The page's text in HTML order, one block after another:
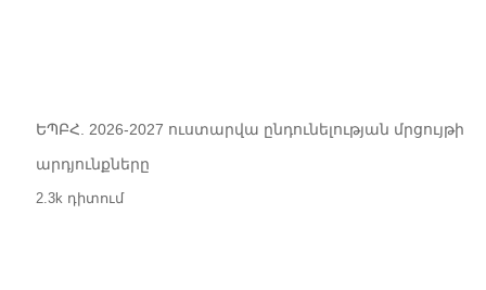
ԵՊԲՀ. 2026-2027 ուստարվա ընդունելության մրցույթի
արդյունքները
2.3k դիտում